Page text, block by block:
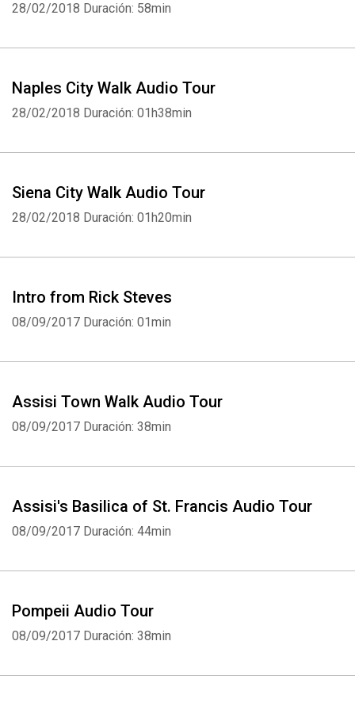
28/02/2018 Duración: 58min
Naples City Walk Audio Tour
28/02/2018 Duración: 01h38min
Siena City Walk Audio Tour
28/02/2018 Duración: 01h20min
Intro from Rick Steves
08/09/2017 Duración: 01min
Assisi Town Walk Audio Tour
08/09/2017 Duración: 38min
Assisi's Basilica of St. Francis Audio Tour
08/09/2017 Duración: 44min
Pompeii Audio Tour
08/09/2017 Duración: 38min